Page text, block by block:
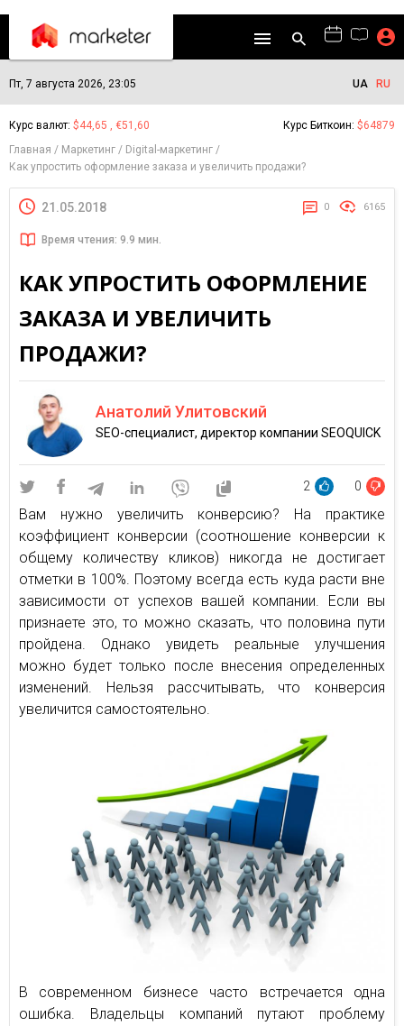
Пт, 7 августа 2026, 23:05 UA RU
Курс валют: $44,65 , €51,60 Курс Биткоин: $64879
Главная
Маркетинг
Digital-маркетинг
Как упростить оформление заказа и увеличить продажи?
21.05.2018 0 6165
Время чтения: 9.9 мин.
КАК УПРОСТИТЬ ОФОРМЛЕНИЕ
ЗАКАЗА И УВЕЛИЧИТЬ
ПРОДАЖИ?
Анатолий Улитовский
SEO-специалист, директор компании SEOQUICK
2 0
Вам нужно увеличить конверсию? На практике
коэффициент конверсии (соотношение конверсии к
общему количеству кликов) никогда не достигает
отметки в 100%. Поэтому всегда есть куда расти вне
зависимости от успехов вашей компании. Если вы
признаете это, то можно сказать, что половина пути
пройдена. Однако увидеть реальные улучшения
можно будет только после внесения определенных
изменений. Нельзя рассчитывать, что конверсия
увеличится самостоятельно.
В современном бизнесе часто встречается одна
ошибка. Владельцы компаний путают проблему